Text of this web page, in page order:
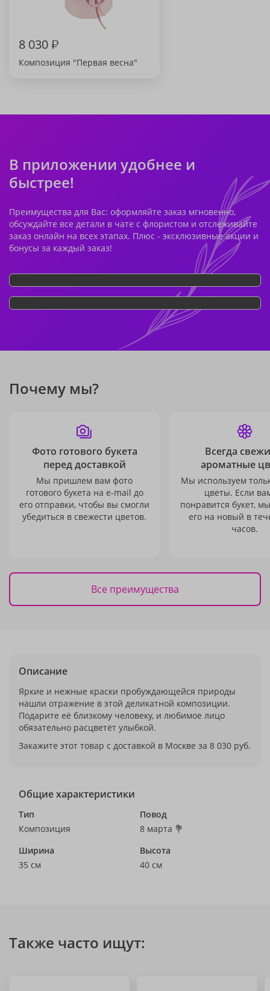
8 030₽
Композиция "Первая весна"
В приложении удобнее и
быстрее!
Преимущества для Вас: оформляйте заказ мгновенно,
обсуждайте все детали в чате с флористом и отслеживайте
заказ онлайн на всех этапах. Плюс - эксклюзивные акции и
бонусы за каждый заказ!
Почему мы?
Фото готового букета
перед доставкой
Мы пришлем вам фото
готового букета на e-mail до
его отправки, чтобы вы смогли
убедиться в свежести цветов.
Всегда
ароматные
Мы используем
цветы. Если
понравится букет,
его на новый в
часов.
Все преимущества
Описание
Яркие и нежные краски пробуждающейся природы
нашли отражение в этой деликатной композиции.
Подарите её близкому человеку, и любимое лицо
обязательно расцветёт улыбкой.
Закажите этот товар с доставкой в Москве за 8 030 руб.
Общие характеристики
Тип
Композиция
Повод
8 марта 💐
Ширина
35 см
Высота
40 см
Также часто ищут: